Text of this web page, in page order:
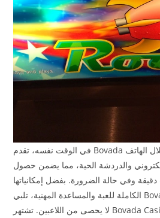
في الوقت نفسه، تقدم Bovada خدمة عملاء قوية من خلال الهاتف
والدردشة الحية، مما يضمن حصول
وفي حالة الضرورة. بفضل إمكانياتها
الكاملة للعبة والمساعدة المهنية، تلبي Bovada Casino احتياجات عدد
لا يحصى من اللاعبين. تشتهر Bovada Casino بنوعها الشامل من